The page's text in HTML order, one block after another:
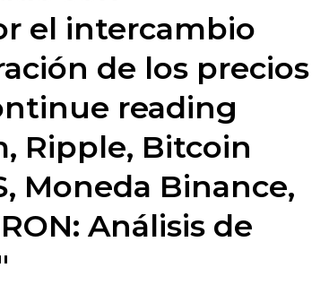
el intercambio
de los precios
reading
Ripple, Bitcoin
Moneda Binance,
Análisis de